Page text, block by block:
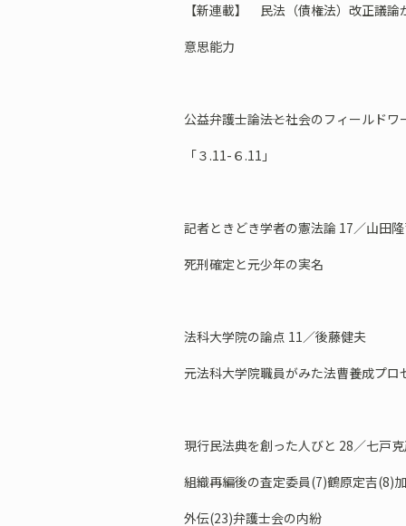
【新連載】 民法（債権法）改正議
意思能力
公益弁護士論――法と社会のフィールド
「３.11-６.11」
記者ときどき学者の憲法論 17／山田
死刑確定と元少年の実名
法科大学院の論点 11／後藤健夫
元法科大学院職員がみた法曹養成プロ
現行民法典を創った人びと 28／七戸
組織再編後の査定委員(7)鶴原定吉(8)
外伝(23)弁護士会の内紛